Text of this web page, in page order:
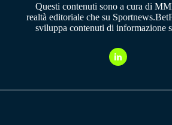
Questi contenuti sono a cura di
realtà editoriale che su
sviluppa contenuti di informazione